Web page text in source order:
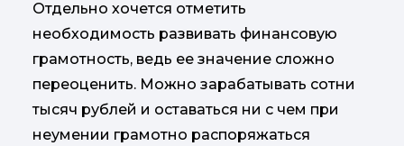
Отдельно хочется отметить
необходимость развивать финансовую
грамотность, ведь ее значение сложно
переоценить. Можно зарабатывать сотни
тысяч рублей и оставаться ни с чем при
неумении грамотно распоряжаться